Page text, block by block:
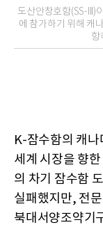
도산안창호함(SS-III)
에 참가하기 위해 캐
항
K-잠수함의 캐
세계 시장을 향
의 차기 잠수함
실패했지만, 전
북대서양조약기